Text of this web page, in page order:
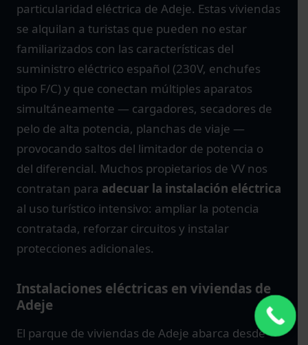
particularidad eléctrica de Adeje. Estas viviendas
se alquilan a turistas que pueden no estar
familiarizados con las características del
suministro eléctrico español (230V, enchufes
tipo F/C) y que conectan múltiples aparatos
simultáneamente — cargadores, secadores de
pelo de alta potencia, planchas de viaje —
provocando saltos del limitador de potencia o
del diferencial. Muchos propietarios de VV nos
contratan para adecuar la instalación eléctrica
al uso turístico intensivo: ampliar la potencia
contratada, reforzar circuitos y instalar
protecciones adicionales.
Instalaciones eléctricas en viviendas de
Adeje
El parque de viviendas de Adeje abarca desde